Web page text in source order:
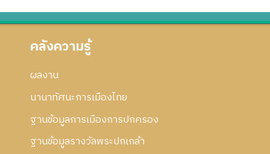
คลังความรู้
ผลงาน
นานาทัศนะการเมืองไทย
ฐานข้อมูลการเมืองการปกครอง
ฐานข้อมูลรางวัลพระปกเกล้า